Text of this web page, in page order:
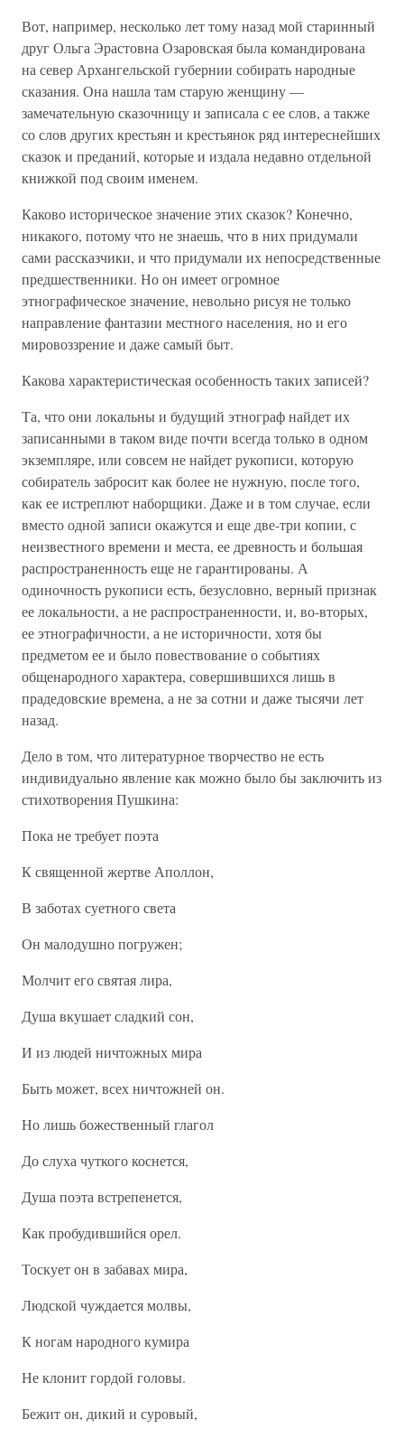
Вот, например, несколько лет тому назад мой старинный
друг Ольга Эрастовна Озаровская была командирована
на север Архангельской губернии собирать народные
сказания. Она нашла там старую женщину —
замечательную сказочницу и записала с ее слов, а также
со слов других крестьян и крестьянок ряд интереснейших
сказок и преданий, которые и издала недавно отдельной
книжкой под своим именем.
Каково историческое значение этих сказок? Конечно,
никакого, потому что не знаешь, что в них придумали
сами рассказчики, и что придумали их непосредственные
предшественники. Но он имеет огромное
этнографическое значение, невольно рисуя не только
направление фантазии местного населения, но и его
мировоззрение и даже самый быт.
Какова характеристическая особенность таких записей?
Та, что они локальны и будущий этнограф найдет их
записанными в таком виде почти всегда только в одном
экземпляре, или совсем не найдет рукописи, которую
собиратель забросит как более не нужную, после того,
как ее истреплют наборщики. Даже и в том случае, если
вместо одной записи окажутся и еще две-три копии, с
неизвестного времени и места, ее древность и большая
распространенность еще не гарантированы. А
одиночность рукописи есть, безусловно, верный признак
ее локальности, а не распространенности, и, во-вторых,
ее этнографичности, а не историчности, хотя бы
предметом ее и было повествование о событиях
общенародного характера, совершившихся лишь в
прадедовские времена, а не за сотни и даже тысячи лет
назад.
Дело в том, что литературное творчество не есть
индивидуально явление как можно было бы заключить из
стихотворения Пушкина:
Пока не требует поэта
К священной жертве Аполлон,
В заботах суетного света
Он малодушно погружен;
Молчит его святая лира,
Душа вкушает сладкий сон,
И из людей ничтожных мира
Быть может, всех ничтожней он.
Но лишь божественный глагол
До слуха чуткого коснется,
Душа поэта встрепенется,
Как пробудившийся орел.
Тоскует он в забавах мира,
Людской чуждается молвы,
К ногам народного кумира
Не клонит гордой головы.
Бежит он, дикий и суровый,